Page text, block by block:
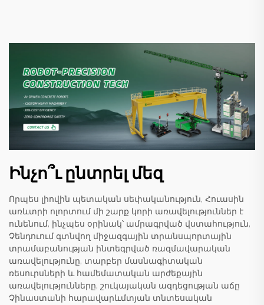
Ինչո՞ւ ընտրել մեզ
Որպես լիովին պետական սեփականություն, Հուասին
առևտրի ոլորտում մի շարք կորի առավելություններ է
ունենում, ինչպես օրինակ՝ ամրագրված վստահություն,
Չենդուում գտնվող միջազգային տրանսպորտային
տրամաբանության ինտեգրված ռազմավարական
առավելությունը, տարբեր մասնագիտական
ռեսուրսների և համեմատական արժեքային
առավելությունները, շուկայական ազդեցության աճը
Չինաստանի հարավարևմտյան տնտեսական